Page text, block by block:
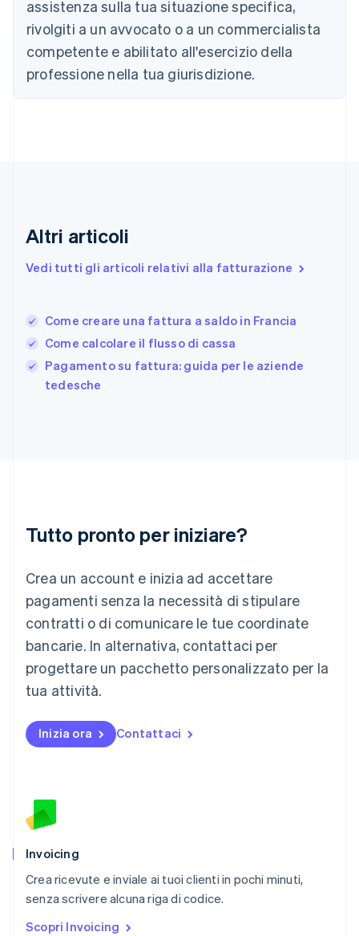
assistenza sulla tua situazione specifica,
rivolgiti a un avvocato o a un commercialista
competente e abilitato all'esercizio della
professione nella tua giurisdizione.
Altri articoli
Vedi tutti gli articoli relativi alla fatturazione
Come creare una fattura a saldo in Francia
Come calcolare il flusso di cassa
Pagamento su fattura: guida per le aziende
tedesche
Tutto pronto per iniziare?
Crea un account e inizia ad accettare
pagamenti senza la necessità di stipulare
contratti o di comunicare le tue coordinate
bancarie. In alternativa, contattaci per
progettare un pacchetto personalizzato per la
tua attività.
Inizia ora Contattaci
Invoicing
Crea ricevute e inviale ai tuoi clienti in pochi minuti,
senza scrivere alcuna riga di codice.
Scopri Invoicing
English
Croazia
EnglishItaliano
Danimarca
English
Emirati Arabi Uniti
Germania
Deutsch English
Giappone
Grecia
English
India
English
Irlanda
English
FrançaisDeutschEnglish
English简体中文
Malta
English
Messico
Español English
Norvegia
Nuova Zelanda
English
Paesi Bassi
English
Portogallo
RAS di Hong Kong, Cina
English
Regno Unito
English
English